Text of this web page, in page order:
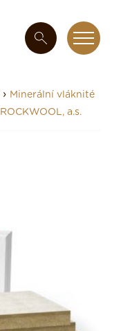
› Minerální vláknité
ROCKWOOL, a.s.